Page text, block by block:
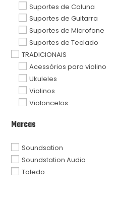
Suportes de Coluna
Suportes de Guitarra
Suportes de Microfone
Suportes de Teclado
TRADICIONAIS
Acessórios para violino
Ukuleles
Violinos
Violoncelos
Marcas
Soundsation
Soundstation Audio
Toledo